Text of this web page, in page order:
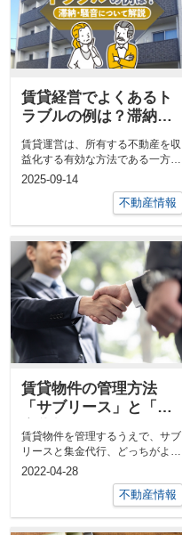
賃貸経営でよくあるト
ラブルの例は？滞納・
騒音について解説
賃貸運営は、所有する不動産を収
益化する有効な方法である一方、
家主がトラブルに悩まされる可能
2025-09-14
不動産情報
賃貸物件の管理方法
「サブリース」と「集
い？
賃貸物件を管理するうえで、サブ
リースと集金代行、どっちがよい
のか悩んでいる方も多いのではな
2022-04-28
不動産情報